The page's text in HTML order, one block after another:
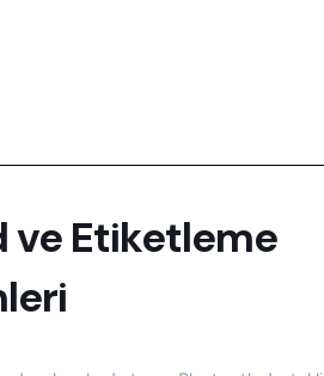
veEtiketleme